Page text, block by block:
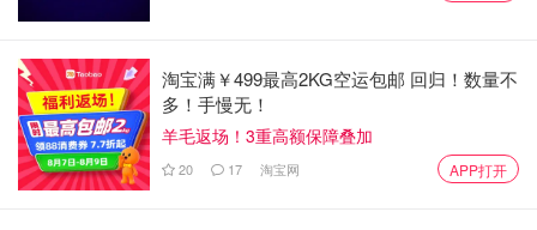
淘宝满￥499最高2KG空运包邮 回归！数量不
多！手慢无！
羊毛返场！3重高额保障叠加
20 17 淘宝网 APP打开